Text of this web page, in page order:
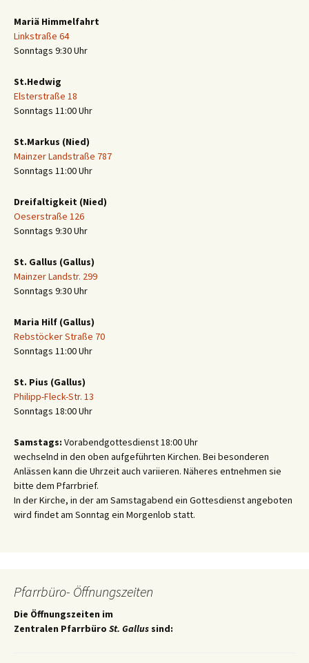
Mariä Himmelfahrt
Linkstraße 64
Sonntags 9:30 Uhr
St.Hedwig
Elsterstraße 18
Sonntags 11:00 Uhr
St.Markus (Nied)
Mainzer Landstraße 787
Sonntags 11:00 Uhr
Dreifaltigkeit (Nied)
Oeserstraße 126
Sonntags 9:30 Uhr
St. Gallus (Gallus)
Mainzer Landstr. 299
Sonntags 9:30 Uhr
Maria Hilf (Gallus)
Rebstöcker Straße 70
Sonntags 11:00 Uhr
St. Pius (Gallus)
Philipp-Fleck-Str. 13
Sonntags 18:00 Uhr
Samstags: Vorabendgottesdienst 18:00 Uhr
wechselnd in den oben aufgeführten Kirchen. Bei besonderen
Anlässen kann die Uhrzeit auch variieren. Näheres entnehmen sie
bitte dem Pfarrbrief.
In der Kirche, in der am Samstagabend ein Gottesdienst angeboten
wird findet am Sonntag ein Morgenlob statt.
Pfarrbüro- Öffnungszeiten
Die Öffnungszeiten im
Zentralen Pfarrbüro St. Gallus sind: